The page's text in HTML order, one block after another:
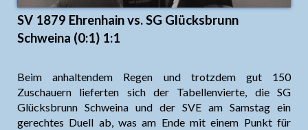
SV 1879 Ehrenhain vs. SG Glücksbrunn
Schweina (0:1) 1:1
Beim anhaltendem Regen und trotzdem gut 150
Zuschauern lieferten sich der Tabellenvierte, die SG
Glücksbrunn Schweina und der SVE am Samstag ein
gerechtes Duell ab, was am Ende mit einem Punkt für